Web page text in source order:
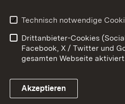
Link zum Landesportal
Datenschutz
Impressum
Technisch notwendige
Drittanbieter-Cookies
Facebook, X / Twitter und
gesamten Webseite
Akzeptieren